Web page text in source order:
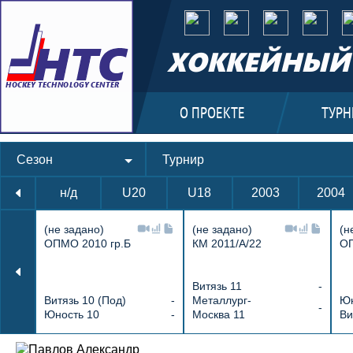
ХОККЕЙНЫЙ
О ПРОЕКТЕ
Сезон Турнир
н/д U20 U18 2003 2004
(не задано)
ОПМО 2010 гр.Б
Витязь 10 (Под)
-
Юность 10
-
(не задано)
КМ 2011/А/22
Витязь 11
-
Металлург-
Москва 11
-